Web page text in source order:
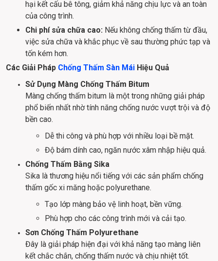
hại kết cấu bê tông, giảm khả năng chịu lực và an toàn
của công trình.
Chi phí sửa chữa cao: Nếu không chống thấm từ đầu,
việc sửa chữa và khắc phục về sau thường phức tạp và
tốn kém hơn.
Các Giải Pháp Chống Thấm Sàn Mái Hiệu Quả
Sử Dụng Màng Chống Thấm Bitum
Màng chống thấm bitum là một trong những giải pháp
phổ biến nhất nhờ tính năng chống nước vượt trội và độ
bền cao.
Dễ thi công và phù hợp với nhiều loại bề mặt.
Độ bám dính cao, ngăn nước xâm nhập hiệu quả.
Chống Thấm Bằng Sika
Sika là thương hiệu nổi tiếng với các sản phẩm chống
thấm gốc xi măng hoặc polyurethane.
Tạo lớp màng bảo vệ linh hoạt, bền vững.
Phù hợp cho các công trình mới và cải tạo.
Sơn Chống Thấm Polyurethane
Đây là giải pháp hiện đại với khả năng tạo màng liên
kết chắc chắn, chống thấm nước và chịu nhiệt tốt.